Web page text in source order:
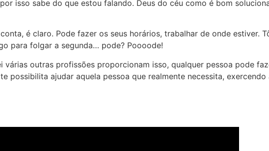
isso sabe do que estou falando. Deus do céu como é bom
é claro. Pode fazer os seus horários, trabalhar de onde estiver.
para folgar a segunda… pode? Poooode!
várias outras profissões proporcionam isso, qualquer pessoa pode
possibilita ajudar aquela pessoa que realmente necessita,